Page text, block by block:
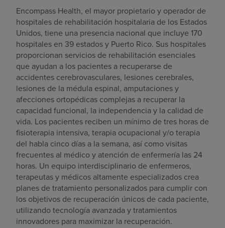
Encompass Health, el mayor propietario y operador de
hospitales de rehabilitación hospitalaria de los Estados
Unidos, tiene una presencia nacional que incluye 170
hospitales en 39 estados y Puerto Rico. Sus hospitales
proporcionan servicios de rehabilitación esenciales
que ayudan a los pacientes a recuperarse de
accidentes cerebrovasculares, lesiones cerebrales,
lesiones de la médula espinal, amputaciones y
afecciones ortopédicas complejas a recuperar la
capacidad funcional, la independencia y la calidad de
vida. Los pacientes reciben un mínimo de tres horas de
fisioterapia intensiva, terapia ocupacional y/o terapia
del habla cinco días a la semana, así como visitas
frecuentes al médico y atención de enfermería las 24
horas. Un equipo interdisciplinario de enfermeros,
terapeutas y médicos altamente especializados crea
planes de tratamiento personalizados para cumplir con
los objetivos de recuperación únicos de cada paciente,
utilizando tecnología avanzada y tratamientos
innovadores para maximizar la recuperación.